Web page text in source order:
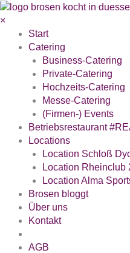
Zum
Inhalt
springen
×
Start
Catering
Business-Catering
Private-Catering
Hochzeits-Catering
Messe-Catering
(Firmen-) Events
Betriebsrestaurant
Locations
Location Schloß
Location Rheinclub
Location Alma
Brosen bloggt
Über uns
Kontakt
AGB